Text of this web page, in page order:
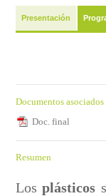
Presentación
Documentos asociados
Doc. final
Resumen
Losplásticos